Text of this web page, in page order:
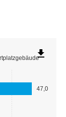
47,0
file_download